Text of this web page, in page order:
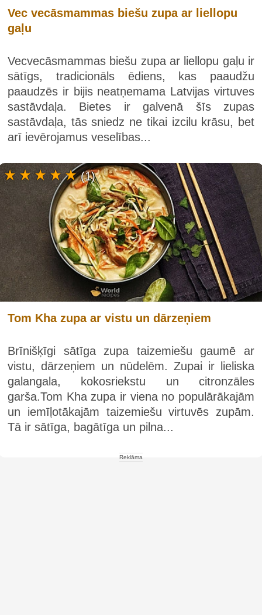
Vec vecāsmammas biešu zupa ar liellopu
gaļu
Vecvecāsmammas biešu zupa ar liellopu gaļu ir
sātīgs, tradicionāls ēdiens, kas paaudžu
paaudzēs ir bijis neatņemama Latvijas virtuves
sastāvdaļa. Bietes ir galvenā šīs zupas
sastāvdaļa, tās sniedz ne tikai izcilu krāsu, bet
arī ievērojamus veselības...
Tom Kha zupa ar vistu un dārzeņiem
Brīnišķīgi sātīga zupa taizemiešu gaumē ar
vistu, dārzeņiem un nūdelēm. Zupai ir lieliska
galangala, kokosriekstu un citronzāles
garša.Tom Kha zupa ir viena no populārākajām
un iemīļotākajām taizemiešu virtuvēs zupām.
Tā ir sātīga, bagātīga un pilna...
(1)
Reklāma